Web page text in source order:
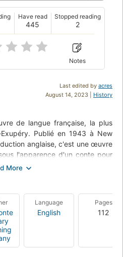
445
Have read
2
Stopped reading
Notes
Last edited by acres
August 14, 2023 | History
de langue française, la plus
Publié en 1943 à New
anglaise, c'est une œuvre
l'apparence d'un conte pour
ouvrage le plus traduit au
parce qu'il est destiné à être
en réalité pour le narrateur le
symbolique de la vie.
Language
English
Pages
112